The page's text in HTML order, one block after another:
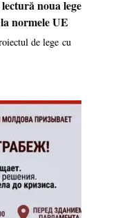
noua lege
normele UE
de lege cu